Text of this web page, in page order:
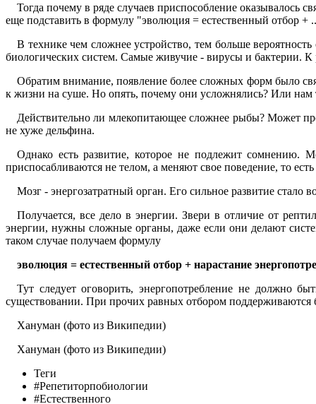
Тогда почему в ряде случаев приспособление
еще подставить в формулу "эволюция = естественный отбор +
В технике чем сложнее устройство, тем больше
биологических систем. Самые живучие - вирусы и бактерии.
Обратим внимание, появление более сложных форм было
к жизни на суше. Но опять, почему они усложнялись? Или нам
Действительно ли млекопитающее сложнее рыбы? Может
не хуже дельфина.
Однако есть развитие, которое не подлежит сомнению.
приспосабливаются не телом, а меняют свое поведение, то
Мозг - энергозатратный орган. Его сильное развитие
Получается, все дело в энергии. Звери в отличие от
энергии, нужны сложные органы, даже если они делают
таком случае получаем формулу
эволюция = естественный отбор + нарастание
Тут следует оговорить, энергопотребление не должно
существовании. При прочих равных отбором поддерживаются
Хануман (фото из Википедии)
Хануман (фото из Википедии)
Теги
#Репетиторпобиологии
#Естественного